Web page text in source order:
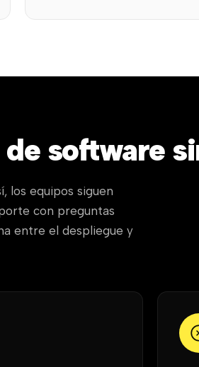
software
los equipos siguen
con preguntas
entre el despliegue y